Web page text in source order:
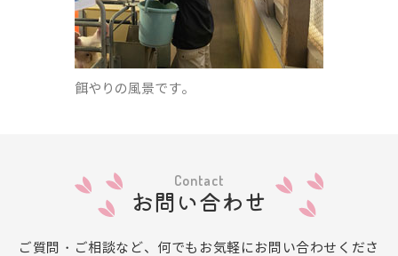
餌やりの風景です。
Contact
お問い合わせ
ご質問・ご相談など、何でもお気軽にお問い合わせくださ